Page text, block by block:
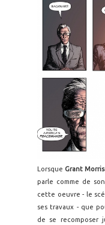
Lorsque Grant
parle comme de son
cette oeuvre - le
ses travaux - que
de se recomposer